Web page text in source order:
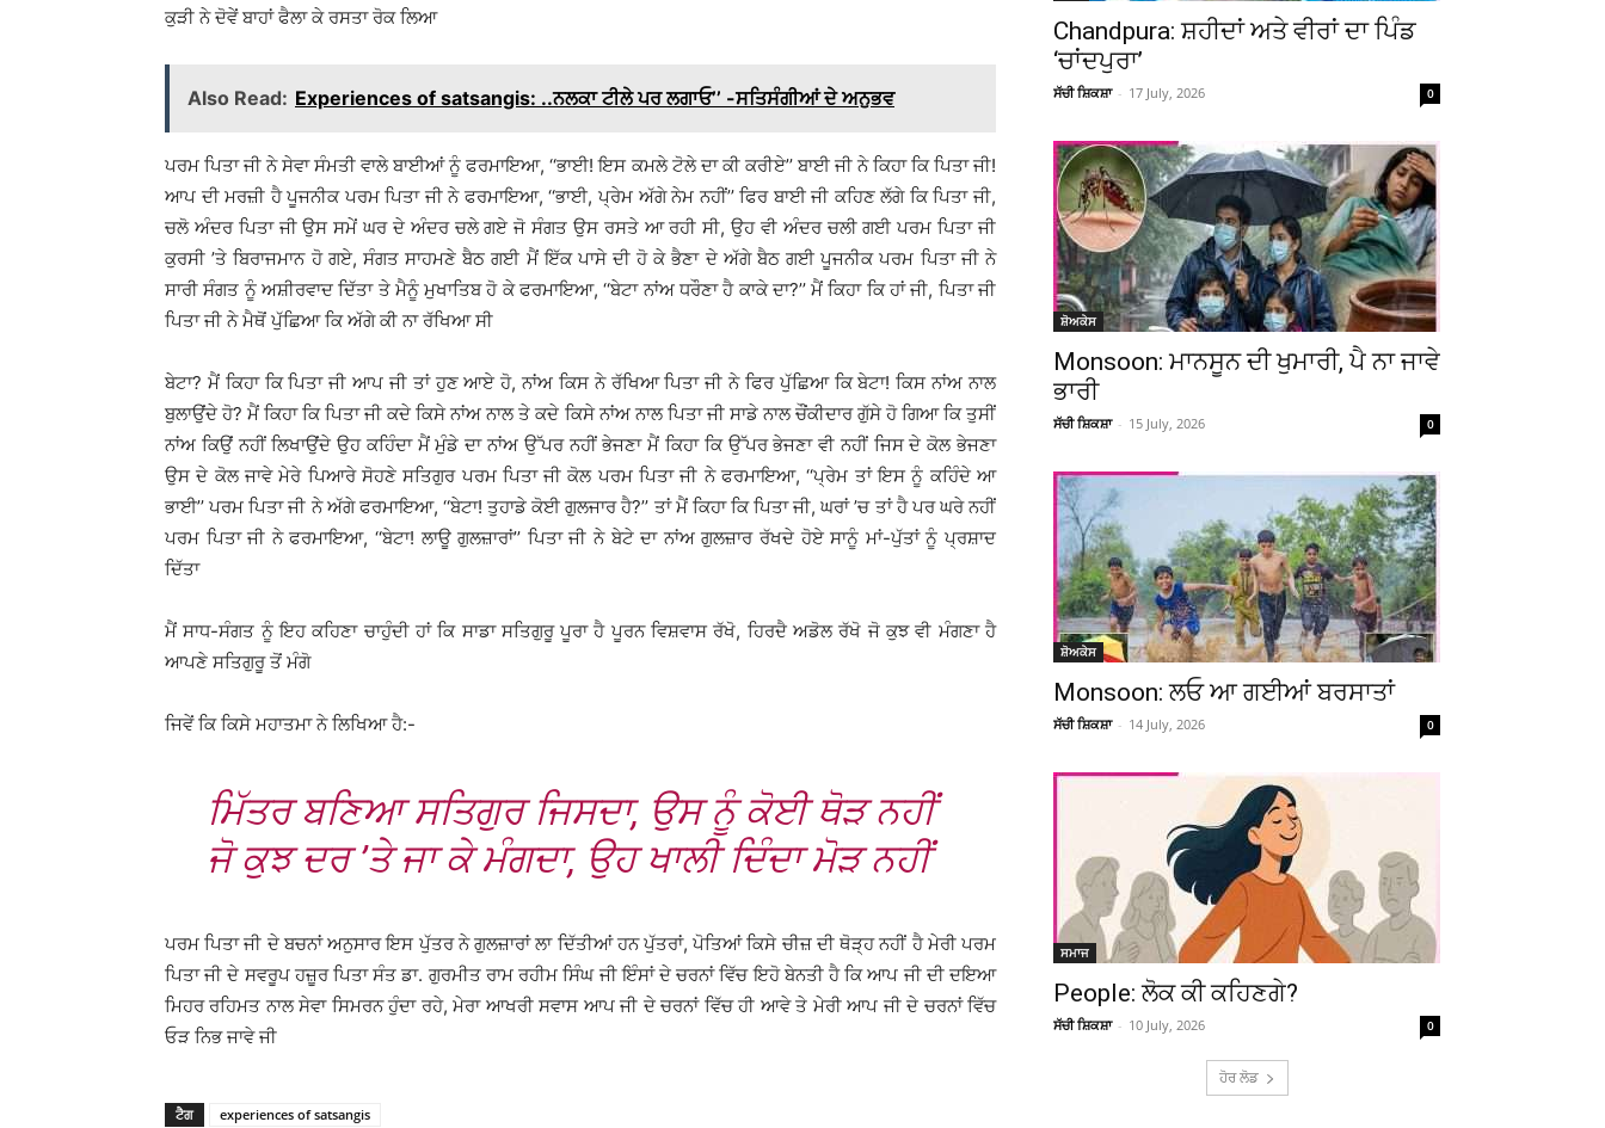
ਕੁੜੀ ਨੇ ਦੋਵੇਂ ਬਾਹਾਂ ਫੈਲਾ ਕੇ ਰਸਤਾ ਰੋਕ ਲਿਆ
Also Read: Experiences of satsangis: ..ਨਲਕਾ ਟੀਲੇ ਪਰ ਲਗਾਓ’’ -ਸਤਿਸੰਗੀਆਂ ਦੇ ਅਨੁਭਵ
ਪਰਮ ਪਿਤਾ ਜੀ ਨੇ ਸੇਵਾ ਸੰਮਤੀ ਵਾਲੇ ਬਾਈਆਂ ਨੂੰ ਫਰਮਾਇਆ, ‘‘ਭਾਈ! ਇਸ ਕਮਲੇ ਟੋਲੇ ਦਾ ਕੀ ਕਰੀਏ’’ ਬਾਈ ਜੀ ਨੇ ਕਿਹਾ ਕਿ ਪਿਤਾ ਜੀ!
ਆਪ ਦੀ ਮਰਜ਼ੀ ਹੈ ਪੂਜਨੀਕ ਪਰਮ ਪਿਤਾ ਜੀ ਨੇ ਫਰਮਾਇਆ, ‘‘ਭਾਈ, ਪ੍ਰੇਮ ਅੱਗੇ ਨੇਮ ਨਹੀਂ’’ ਫਿਰ ਬਾਈ ਜੀ ਕਹਿਣ ਲੱਗੇ ਕਿ ਪਿਤਾ ਜੀ,
ਚਲੋ ਅੰਦਰ ਪਿਤਾ ਜੀ ਉਸ ਸਮੇਂ ਘਰ ਦੇ ਅੰਦਰ ਚਲੇ ਗਏ ਜੋ ਸੰਗਤ ਉਸ ਰਸਤੇ ਆ ਰਹੀ ਸੀ, ਉਹ ਵੀ ਅੰਦਰ ਚਲੀ ਗਈ ਪਰਮ ਪਿਤਾ ਜੀ
ਕੁਰਸੀ ’ਤੇ ਬਿਰਾਜਮਾਨ ਹੋ ਗਏ, ਸੰਗਤ ਸਾਹਮਣੇ ਬੈਠ ਗਈ ਮੈਂ ਇੱਕ ਪਾਸੇ ਦੀ ਹੋ ਕੇ ਭੈਣਾ ਦੇ ਅੱਗੇ ਬੈਠ ਗਈ ਪੂਜਨੀਕ ਪਰਮ ਪਿਤਾ ਜੀ ਨੇ
ਸਾਰੀ ਸੰਗਤ ਨੂੰ ਅਸ਼ੀਰਵਾਦ ਦਿੱਤਾ ਤੇ ਮੈਨੂੰ ਮੁਖਾਤਿਬ ਹੋ ਕੇ ਫਰਮਾਇਆ, ‘‘ਬੇਟਾ ਨਾਂਅ ਧਰੌਣਾ ਹੈ ਕਾਕੇ ਦਾ?’’ ਮੈਂ ਕਿਹਾ ਕਿ ਹਾਂ ਜੀ, ਪਿਤਾ ਜੀ
ਪਿਤਾ ਜੀ ਨੇ ਮੈਥੋਂ ਪੁੱਛਿਆ ਕਿ ਅੱਗੇ ਕੀ ਨਾ ਰੱਖਿਆ ਸੀ
ਬੇਟਾ? ਮੈਂ ਕਿਹਾ ਕਿ ਪਿਤਾ ਜੀ ਆਪ ਜੀ ਤਾਂ ਹੁਣ ਆਏ ਹੋ, ਨਾਂਅ ਕਿਸ ਨੇ ਰੱਖਿਆ ਪਿਤਾ ਜੀ ਨੇ ਫਿਰ ਪੁੱਛਿਆ ਕਿ ਬੇਟਾ! ਕਿਸ ਨਾਂਅ ਨਾਲ
ਬੁਲਾਉਂਦੇ ਹੋ? ਮੈਂ ਕਿਹਾ ਕਿ ਪਿਤਾ ਜੀ ਕਦੇ ਕਿਸੇ ਨਾਂਅ ਨਾਲ ਤੇ ਕਦੇ ਕਿਸੇ ਨਾਂਅ ਨਾਲ ਪਿਤਾ ਜੀ ਸਾਡੇ ਨਾਲ ਚੌਂਕੀਦਾਰ ਗੁੱਸੇ ਹੋ ਗਿਆ ਕਿ ਤੁਸੀਂ
ਨਾਂਅ ਕਿਉਂ ਨਹੀਂ ਲਿਖਾਉਂਦੇ ਉਹ ਕਹਿੰਦਾ ਮੈਂ ਮੁੰਡੇ ਦਾ ਨਾਂਅ ਉੱਪਰ ਨਹੀਂ ਭੇਜਣਾ ਮੈਂ ਕਿਹਾ ਕਿ ਉੱਪਰ ਭੇਜਣਾ ਵੀ ਨਹੀਂ ਜਿਸ ਦੇ ਕੋਲ ਭੇਜਣਾ
ਉਸ ਦੇ ਕੋਲ ਜਾਵੇ ਮੇਰੇ ਪਿਆਰੇ ਸੋਹਣੇ ਸਤਿਗੁਰ ਪਰਮ ਪਿਤਾ ਜੀ ਕੋਲ ਪਰਮ ਪਿਤਾ ਜੀ ਨੇ ਫਰਮਾਇਆ, ‘‘ਪ੍ਰੇਮ ਤਾਂ ਇਸ ਨੂੰ ਕਹਿੰਦੇ ਆ
ਭਾਈ’’ ਪਰਮ ਪਿਤਾ ਜੀ ਨੇ ਅੱਗੇ ਫਰਮਾਇਆ, ‘‘ਬੇਟਾ! ਤੁਹਾਡੇ ਕੋਈ ਗੁਲਜਾਰ ਹੈ?’’ ਤਾਂ ਮੈਂ ਕਿਹਾ ਕਿ ਪਿਤਾ ਜੀ, ਘਰਾਂ ’ਚ ਤਾਂ ਹੈ ਪਰ ਘਰੇ ਨਹੀਂ
ਪਰਮ ਪਿਤਾ ਜੀ ਨੇ ਫਰਮਾਇਆ, ‘‘ਬੇਟਾ! ਲਾਊ ਗੁਲਜ਼ਾਰਾਂ’’ ਪਿਤਾ ਜੀ ਨੇ ਬੇਟੇ ਦਾ ਨਾਂਅ ਗੁਲਜ਼ਾਰ ਰੱਖਦੇ ਹੋਏ ਸਾਨੂੰ ਮਾਂ-ਪੁੱਤਾਂ ਨੂੰ ਪ੍ਰਸ਼ਾਦ
ਦਿੱਤਾ
ਮੈਂ ਸਾਧ-ਸੰਗਤ ਨੂੰ ਇਹ ਕਹਿਣਾ ਚਾਹੁੰਦੀ ਹਾਂ ਕਿ ਸਾਡਾ ਸਤਿਗੁਰੂ ਪੂਰਾ ਹੈ ਪੂਰਨ ਵਿਸ਼ਵਾਸ ਰੱਖੋ, ਹਿਰਦੈ ਅਡੋਲ ਰੱਖੋ ਜੋ ਕੁਝ ਵੀ ਮੰਗਣਾ ਹੈ
ਆਪਣੇ ਸਤਿਗੁਰੂ ਤੋਂ ਮੰਗੋ
ਜਿਵੇਂ ਕਿ ਕਿਸੇ ਮਹਾਤਮਾ ਨੇ ਲਿਖਿਆ ਹੈ:-
ਮਿੱਤਰ ਬਣਿਆ ਸਤਿਗੁਰ ਜਿਸਦਾ, ਉਸ ਨੂੰ ਕੋਈ ਥੋੜ ਨਹੀਂ
ਜੋ ਕੁਝ ਦਰ ’ਤੇ ਜਾ ਕੇ ਮੰਗਦਾ, ਉਹ ਖਾਲੀ ਦਿੰਦਾ ਮੋੜ ਨਹੀਂ
ਪਰਮ ਪਿਤਾ ਜੀ ਦੇ ਬਚਨਾਂ ਅਨੁਸਾਰ ਇਸ ਪੁੱਤਰ ਨੇ ਗੁਲਜ਼ਾਰਾਂ ਲਾ ਦਿੱਤੀਆਂ ਹਨ ਪੁੱਤਰਾਂ, ਪੋਤਿਆਂ ਕਿਸੇ ਚੀਜ਼ ਦੀ ਥੋੜ੍ਹ ਨਹੀਂ ਹੈ ਮੇਰੀ ਪਰਮ
ਪਿਤਾ ਜੀ ਦੇ ਸਵਰੂਪ ਹਜ਼ੂਰ ਪਿਤਾ ਸੰਤ ਡਾ. ਗੁਰਮੀਤ ਰਾਮ ਰਹੀਮ ਸਿੰਘ ਜੀ ਇੰਸਾਂ ਦੇ ਚਰਨਾਂ ਵਿੱਚ ਇਹੋ ਬੇਨਤੀ ਹੈ ਕਿ ਆਪ ਜੀ ਦੀ ਦਇਆ
ਮਿਹਰ ਰਹਿਮਤ ਨਾਲ ਸੇਵਾ ਸਿਮਰਨ ਹੁੰਦਾ ਰਹੇ, ਮੇਰਾ ਆਖਰੀ ਸਵਾਸ ਆਪ ਜੀ ਦੇ ਚਰਨਾਂ ਵਿੱਚ ਹੀ ਆਵੇ ਤੇ ਮੇਰੀ ਆਪ ਜੀ ਦੇ ਚਰਨਾਂ ਵਿੱਚ
ਓੜ ਨਿਭ ਜਾਵੇ ਜੀ
ਟੈਗ experiences of satsangis
Chandpura: ਸ਼ਹੀਦਾਂ ਅਤੇ ਵੀਰਾਂ ਦਾ ਪਿੰਡ
‘ਚਾਂਦਪੁਰਾ’
ਸੱਚੀ ਸ਼ਿਕਸ਼ਾ - 17 July, 2026 0
ਸ਼ੋਅਕੇਸ
Monsoon: ਮਾਨਸੂਨ ਦੀ ਖੁਮਾਰੀ, ਪੈ ਨਾ ਜਾਵੇ
ਭਾਰੀ
ਸੱਚੀ ਸ਼ਿਕਸ਼ਾ - 15 July, 2026 0
ਸ਼ੋਅਕੇਸ
Monsoon: ਲਓ ਆ ਗਈਆਂ ਬਰਸਾਤਾਂ
ਸੱਚੀ ਸ਼ਿਕਸ਼ਾ - 14 July, 2026 0
ਸਮਾਜ
People: ਲੋਕ ਕੀ ਕਹਿਣਗੇ?
ਸੱਚੀ ਸ਼ਿਕਸ਼ਾ - 10 July, 2026 0
ਹੋਰ ਲੋਡ